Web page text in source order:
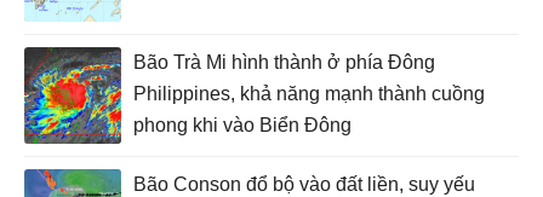
Bão Trà Mi hình thành ở phía Đông
Philippines, khả năng mạnh thành cuồng
phong khi vào Biển Đông
Bão Conson đổ bộ vào đất liền, suy yếu